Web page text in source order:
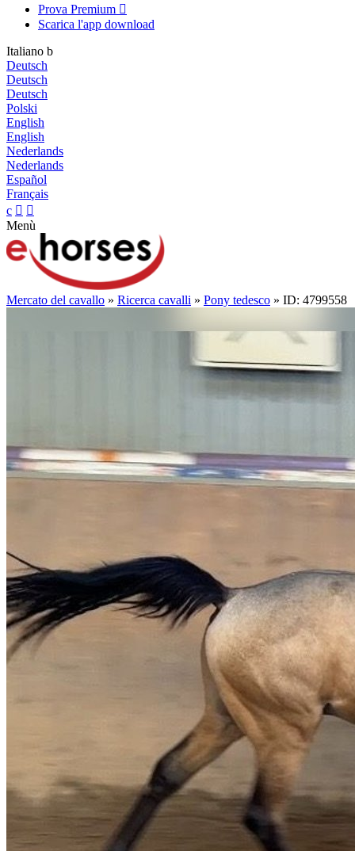
Prova Premium 
Scarica l'app download
Italiano b
Deutsch
Deutsch
Deutsch
Polski
English
English
Nederlands
Nederlands
Español
Français
c  
Menù
Mercato del cavallo » Ricerca cavalli » Pony tedesco » ID: 4799558